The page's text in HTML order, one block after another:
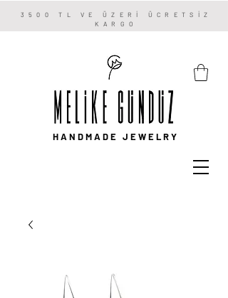
HANDMADE JEWELRY
3500 TL VE ÜZERİ ÜCRETSİZ
KARGO